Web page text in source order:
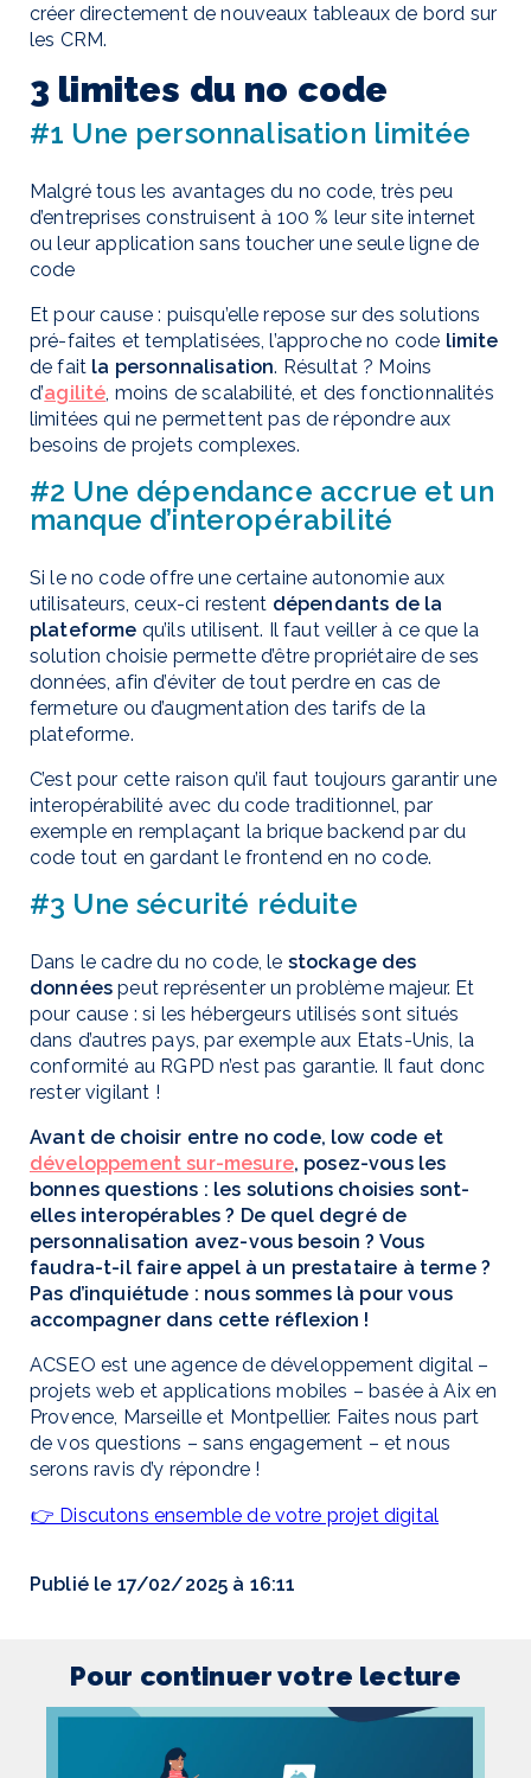
créer directement de nouveaux tableaux de bord sur
les CRM.
3 limites du no code
#1 Une personnalisation limitée
Malgré tous les avantages du no code, très peu
d’entreprises construisent à 100 % leur site internet
ou leur application sans toucher une seule ligne de
code
Et pour cause : puisqu’elle repose sur des solutions
pré-faites et templatisées, l’approche no code limite
de fait la personnalisation. Résultat ? Moins
d’agilité , moins de scalabilité, et des fonctionnalités
limitées qui ne permettent pas de répondre aux
besoins de projets complexes.
#2 Une dépendance accrue et un
manque d’interopérabilité
Si le no code offre une certaine autonomie aux
utilisateurs, ceux-ci restent dépendants de la
plateforme qu’ils utilisent. Il faut veiller à ce que la
solution choisie permette d’être propriétaire de ses
données, afin d’éviter de tout perdre en cas de
fermeture ou d’augmentation des tarifs de la
plateforme.
C’est pour cette raison qu’il faut toujours garantir une
interopérabilité avec du code traditionnel, par
exemple en remplaçant la brique backend par du
code tout en gardant le frontend en no code.
#3 Une sécurité réduite
Dans le cadre du no code, le stockage des
données peut représenter un problème majeur. Et
pour cause : si les hébergeurs utilisés sont situés
dans d’autres pays, par exemple aux Etats-Unis, la
conformité au RGPD n’est pas garantie. Il faut donc
rester vigilant !
Avant de choisir entre no code, low code et
développement sur-mesure, posez-vous les
bonnes questions : les solutions choisies sont-
elles interopérables ? De quel degré de
personnalisation avez-vous besoin ? Vous
faudra-t-il faire appel à un prestataire à terme ?
Pas d’inquiétude : nous sommes là pour vous
accompagner dans cette réflexion !
ACSEO est une agence de développement digital –
projets web et applications mobiles – basée à Aix en
Provence, Marseille et Montpellier. Faites nous part
de vos questions – sans engagement – et nous
serons ravis d’y répondre !
👉 Discutons ensemble de votre projet digital
Publié le 17/02/2025 à 16:11
Pour continuer votre lecture